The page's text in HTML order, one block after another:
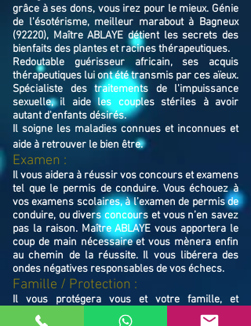
grâce à ses dons, vous irez pour le mieux. Génie
de l'ésotérisme, meilleur marabout à Bagneux
(92220), Maître ABLAYE détient les secrets des
bienfaits des plantes et racines thérapeutiques.
Redoutable guérisseur africain, ses acquis
thérapeutiques lui ont été transmis par ces aïeux.
Spécialiste des traitements de l'impuissance
sexuelle, il aide les couples stériles à avoir
autant d'enfants désirés.
Il soigne les maladies connues et inconnues et
aide à retrouver le bien être.
Examen :
Il vous aidera à réussir vos concours et examens
tel que le permis de conduire. Vous échouez à
vos examens scolaires, à l’examen de permis de
conduire, ou divers concours et vous n’en savez
pas la raison. Maître ABLAYE vous apportera le
coup de main nécessaire et vous mènera enfin
au chemin de la réussite. Il vous libérera des
ondes négatives responsables de vos échecs.
Famille / Protection :
Il vous protégera vous et votre famille, et
resserrera vos liens en cas de rupture familiale.